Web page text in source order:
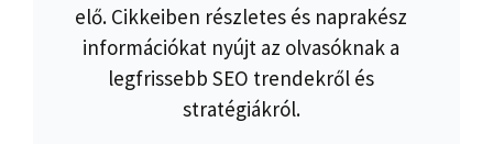
elő. Cikkeiben részletes és naprakész
információkat nyújt az olvasóknak a
legfrissebb SEO trendekről és
stratégiákról.